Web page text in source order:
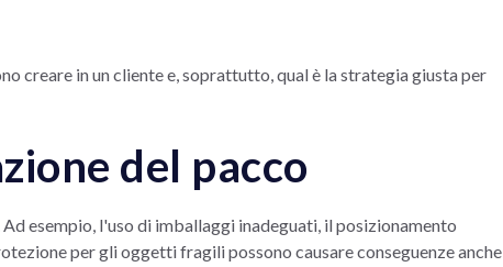
creare in un cliente e, soprattutto, qual è la strategia giusta per
del pacco
esempio, l'uso di imballaggi inadeguati, il posizionamento
per gli oggetti fragili possono causare conseguenze anche